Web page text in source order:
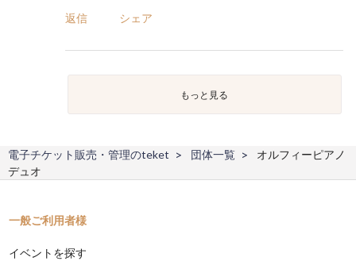
返信 シェア
もっと見る
電子チケット販売・管理のteket 団体一覧
オルフィーピアノ
デュオ
一般ご利用者様
イベントを探す